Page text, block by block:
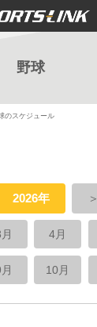
野球
のスケジュール
2026年 ＞
4月
10月